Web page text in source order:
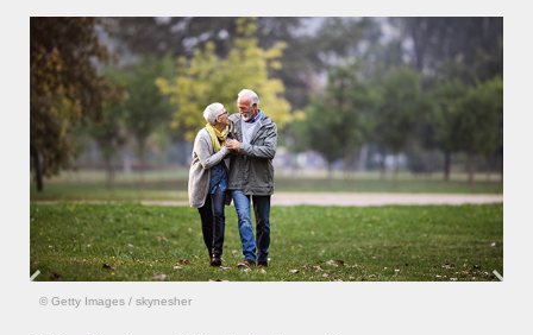
© Getty Images / skynesher